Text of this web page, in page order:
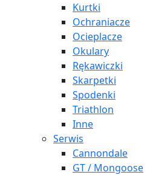
Kurtki
Ochraniacze
Ocieplacze
Okulary
Rękawiczki
Skarpetki
Spodenki
Triathlon
Inne
Serwis
Cannondale
GT / Mongoose